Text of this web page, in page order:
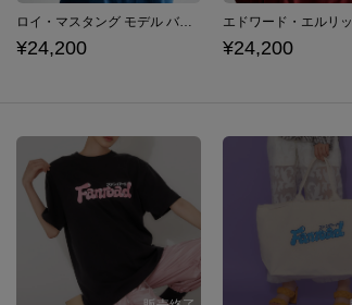
ロイ・マスタング モデル バックパック 鋼の錬金術師
¥24,200 ¥24,200